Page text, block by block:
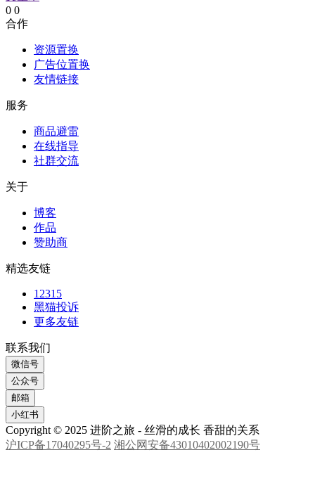
0 0
合作
资源置换
广告位置换
友情链接
服务
商品避雷
在线指导
社群交流
关于
博客
作品
赞助商
精选友链
12315
黑猫投诉
更多友链
联系我们
微信号
公众号
邮箱
小红书
Copyright © 2025 进阶之旅 - 丝滑的成长 香甜的关系
沪ICP备17040295号-2 湘公网安备43010402002190号